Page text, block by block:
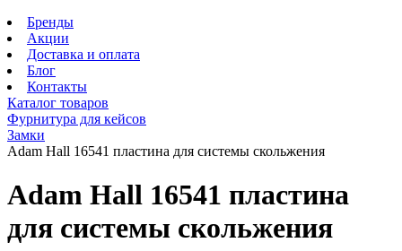
Бренды
Акции
Доставка и оплата
Блог
Контакты
Каталог товаров
Фурнитура для кейсов
Замки
Adam Hall 16541 пластина для системы скольжения
Adam Hall 16541 пластина
для системы скольжения